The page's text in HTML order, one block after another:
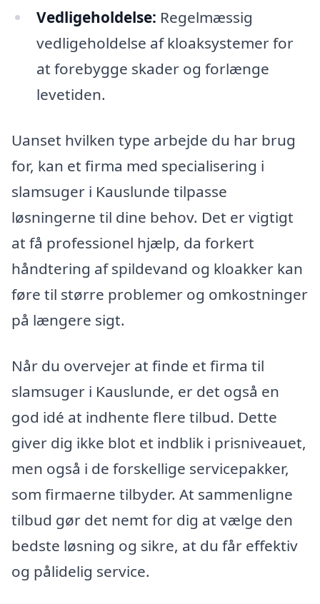
Vedligeholdelse: Regelmæssig
vedligeholdelse af kloaksystemer for
at forebygge skader og forlænge
levetiden.
Uanset hvilken type arbejde du har brug
for, kan et firma med specialisering i
slamsuger i Kauslunde tilpasse
løsningerne til dine behov. Det er vigtigt
at få professionel hjælp, da forkert
håndtering af spildevand og kloakker kan
føre til større problemer og omkostninger
på længere sigt.
Når du overvejer at finde et firma til
slamsuger i Kauslunde, er det også en
god idé at indhente flere tilbud. Dette
giver dig ikke blot et indblik i prisniveauet,
men også i de forskellige servicepakker,
som firmaerne tilbyder. At sammenligne
tilbud gør det nemt for dig at vælge den
bedste løsning og sikre, at du får effektiv
og pålidelig service.